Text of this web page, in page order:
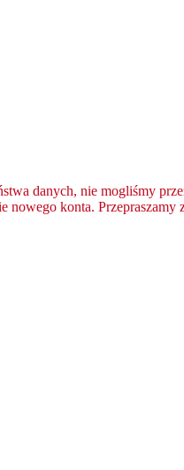
danych, nie mogliśmy
nowego konta. Przepraszamy